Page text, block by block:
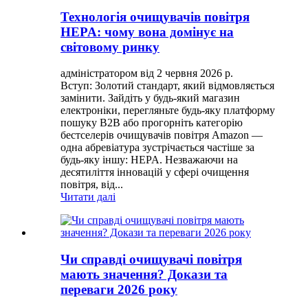
Технологія очищувачів повітря
HEPA: чому вона домінує на
світовому ринку
адміністратором від 2 червня 2026 р.
Вступ: Золотий стандарт, який відмовляється
замінити. Зайдіть у будь-який магазин
електроніки, перегляньте будь-яку платформу
пошуку B2B або прогорніть категорію
бестселерів очищувачів повітря Amazon —
одна абревіатура зустрічається частіше за
будь-яку іншу: HEPA. Незважаючи на
десятиліття інновацій у сфері очищення
повітря, від...
Читати далі
Чи справді очищувачі повітря
мають значення? Докази та
переваги 2026 року